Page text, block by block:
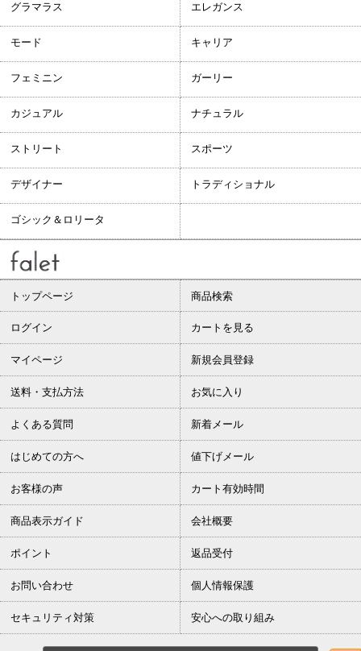
グラマラス エレガンス
モード キャリア
フェミニン ガーリー
カジュアル ナチュラル
ストリート スポーツ
デザイナー トラディショナル
ゴシック＆ロリータ
トップページ 商品検索
ログイン カートを見る
マイページ 新規会員登録
送料・支払方法 お気に入り
よくある質問 新着メール
はじめての方へ 値下げメール
お客様の声 カート有効時間
商品表示ガイド 会社概要
ポイント 返品受付
お問い合わせ 個人情報保護
セキュリティ対策 安心への取り組み